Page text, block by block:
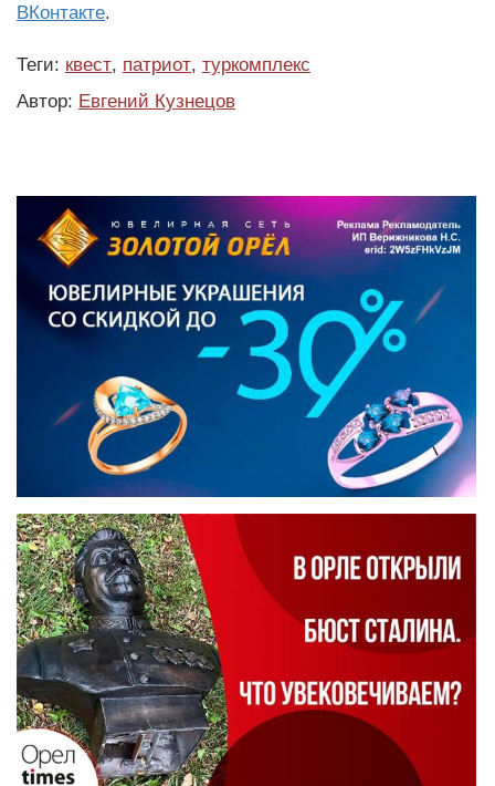
ВКонтакте.
Теги: квест, патриот, туркомплекс
Автор: Евгений Кузнецов